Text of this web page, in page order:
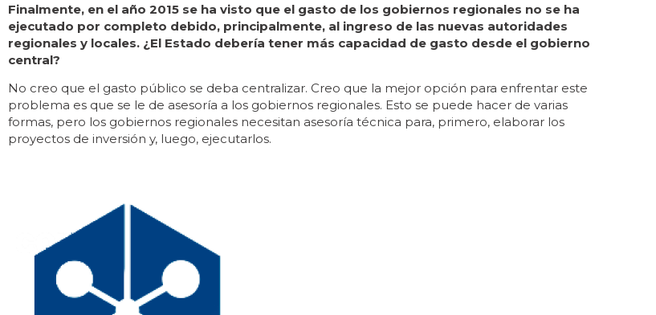
Finalmente, en el año 2015 se ha visto que el gasto de los gobiernos regionales no se ha
ejecutado por completo debido, principalmente, al ingreso de las nuevas autoridades
regionales y locales. ¿El Estado debería tener más capacidad de gasto desde el gobierno
central?
No creo que el gasto público se deba centralizar. Creo que la mejor opción para enfrentar este
problema es que se le de asesoría a los gobiernos regionales. Esto se puede hacer de varias
formas, pero los gobiernos regionales necesitan asesoría técnica para, primero, elaborar los
proyectos de inversión y, luego, ejecutarlos.